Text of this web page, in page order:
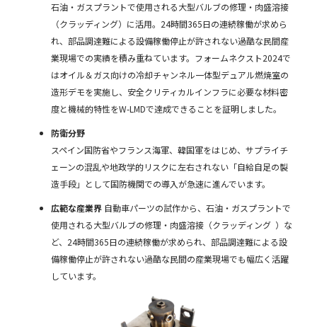
石油・ガスプラントで使用される大型バルブの修理・肉盛溶接
（クラッディング）に活用。24時間365日の連続稼働が求めら
れ、部品調達難による設備稼働停止が許されない過酷な民間産
業現場での実績を積み重ねています。フォームネクスト2024で
はオイル＆ガス向けの冷却チャンネル一体型デュアル燃焼室の
造形デモを実施し、安全クリティカルインフラに必要な材料密
度と機械的特性をW-LMDで達成できることを証明しました。
防衛分野
スペイン国防省やフランス海軍、韓国軍をはじめ、サプライチ
ェーンの混乱や地政学的リスクに左右されない「自給自足の製
造手段」として国防機関での導入が急速に進んでいます。
広範な産業界 自動車パーツの試作から、石油・ガスプラントで
使用される大型バルブの修理・肉盛溶接（クラッディング ）な
ど、24時間365日の連続稼働が求められ、部品調達難による設
備稼働停止が許されない過酷な民間の産業現場でも幅広く活躍
しています。